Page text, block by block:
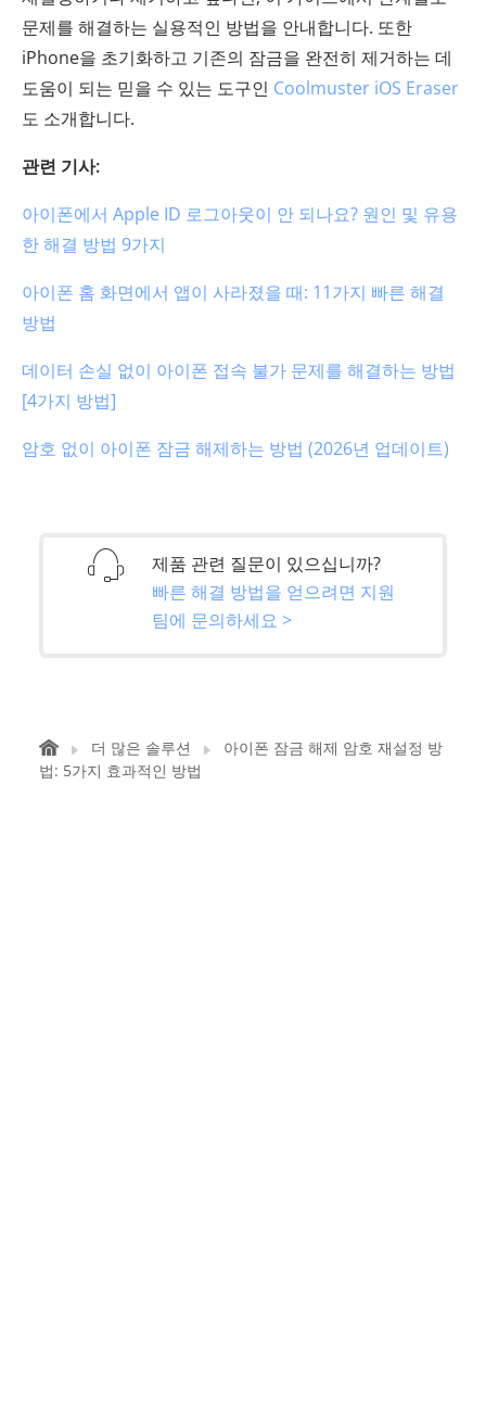
문제를 해결하는 실용적인 방법을 안내합니다. 또한
iPhone을 초기화하고 기존의 잠금을 완전히 제거하는 데
도움이 되는 믿을 수 있는 도구인 Coolmuster iOS Eraser
도 소개합니다.
관련 기사:
아이폰에서 Apple ID 로그아웃이 안 되나요? 원인 및 유용
한 해결 방법 9가지
아이폰 홈 화면에서 앱이 사라졌을 때: 11가지 빠른 해결
방법
데이터 손실 없이 아이폰 접속 불가 문제를 해결하는 방법
[4가지 방법]
암호 없이 아이폰 잠금 해제하는 방법 (2026년 업데이트)
제품 관련 질문이 있으십니까?
빠른 해결 방법을 얻으려면 지원
팀에 문의하세요 >
더 많은 솔루션
아이폰 잠금 해제 암호 재설정 방
법: 5가지 효과적인 방법